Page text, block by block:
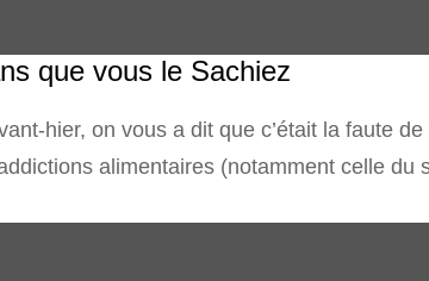
que vous le Sachiez
hier, on vous a dit que c’était la faute
alimentaires (notamment celle